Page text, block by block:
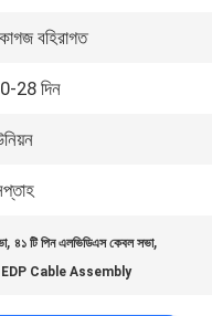
বহিরাগত
28 দিন
,৪১ টি পিন এলভিডিএস কেবল সভা,
Cable Assembly